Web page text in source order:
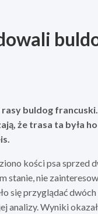
buldog
że trasa ta była
kości psa sprzed
stanie, nie
się przyglądać
analizy. Wyniki